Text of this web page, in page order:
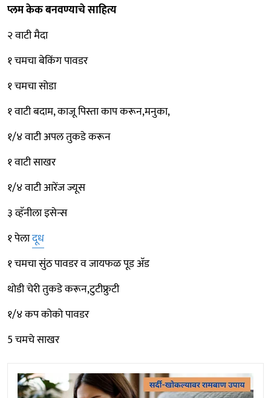
प्लम केक बनवण्याचे साहित्य
२ वाटी मैदा
१ चमचा बेकिंग पावडर
१ चमचा सोडा
१ वाटी बदाम, काजू पिस्ता काप करून,मनुका,
१/४ वाटी अपल तुकडे करून
१ वाटी साखर
१/४ वाटी आरेंज ज्यूस
३ व्हॅनीला इसेन्स
१ पेलादूध
१ चमचा सुंठ पावडर व जायफळ पूड अ‍ॅड
थोडी चेरी तुकडे करून,टुटीफ्रुटी
१/४ कप कोको पावडर
5 चमचे साखर